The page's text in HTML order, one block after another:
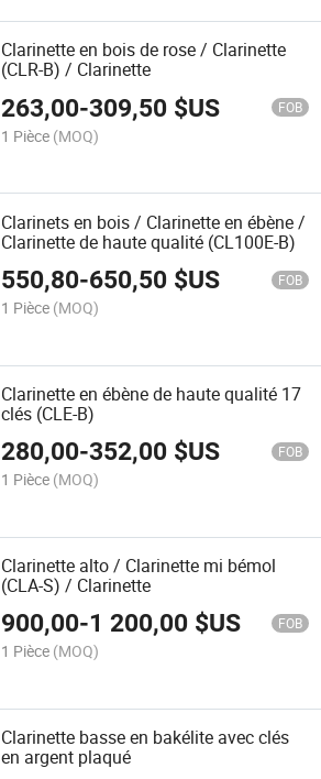
Clarinette en bois de rose / Clarinette
(CLR-B) / Clarinette
263,00-309,50 $US FOB
1 Pièce (MOQ)
Clarinets en bois / Clarinette en ébène /
Clarinette de haute qualité (CL100E-B)
550,80-650,50 $US FOB
1 Pièce (MOQ)
Clarinette en ébène de haute qualité 17
clés (CLE-B)
280,00-352,00 $US FOB
1 Pièce (MOQ)
Clarinette alto / Clarinette mi bémol
(CLA-S) / Clarinette
900,00-1 200,00 $US FOB
1 Pièce (MOQ)
Clarinette basse en bakélite avec clés
en argent plaqué